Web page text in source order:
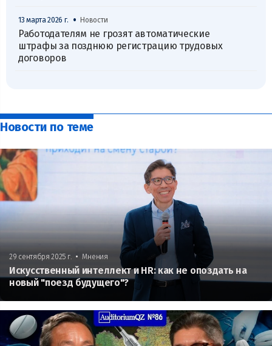
13 марта 2026 г. • Новости
Работодателям не грозят автоматические
штрафы за позднюю регистрацию трудовых
договоров
Новости по теме
29 сентября 2025 г. • Мнения
Искусственный интеллект и HR: как не опоздать на
новый "поезд будущего"?